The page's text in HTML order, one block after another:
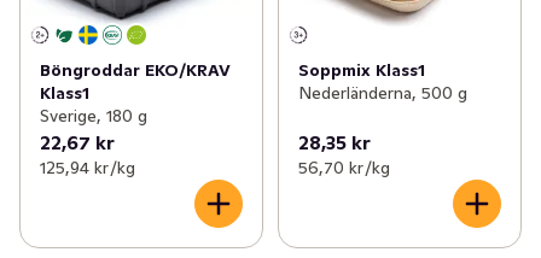
Böngroddar EKO/KRAV
Klass1
Sverige, 180 g
22,67 kr
125,94 kr /kg
Soppmix Klass1
Nederländerna, 500 g
28,35 kr
56,70 kr /kg